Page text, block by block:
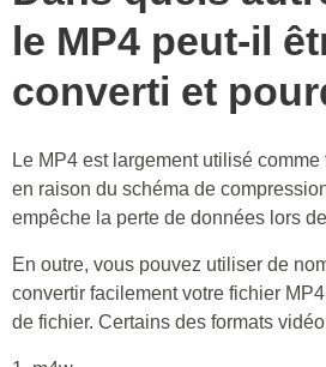
le MP4 peut-il
converti et
Le MP4 est largement utilisé
en raison du schéma de
empêche la perte de données lors
En outre, vous pouvez utiliser de
convertir facilement votre fichier
de fichier. Certains des formats